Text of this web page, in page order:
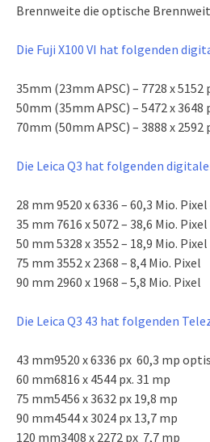
Brennweite die optische
Die Fuji X100 VI hat folgenden
35mm (23mm APSC) – 7728 x
50mm (35mm APSC) – 5472 x 3648
70mm (50mm APSC) – 3888 x 2592
Die Leica Q3 hat folgenden
28 mm 9520 x 6336 – 60,3 Mio.
35 mm 7616 x 5072 – 38,6 Mio. Pixel
50 mm 5328 x 3552 – 18,9 Mio. Pixel
75 mm 3552 x 2368 – 8,4 Mio. Pixel
90 mm 2960 x 1968 – 5,8 Mio. Pixel
Die Leica Q3 43 hat folgenden
43 mm9520 x 6336 px 60,3 mp
60 mm6816 x 4544 px. 31 mp
75 mm5456 x 3632 px 19,8 mp
90 mm4544 x 3024 px 13,7 mp
120 mm3408 x 2272 px 7,7 mp